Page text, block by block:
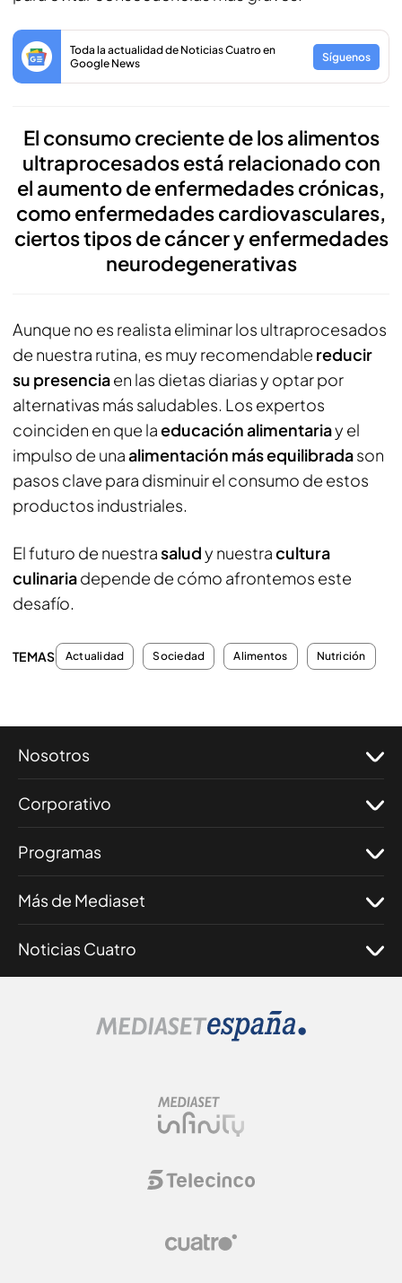
Toda la actualidad de Noticias Cuatro en
Google News
Síguenos
El consumo creciente de los alimentos
ultraprocesados está relacionado con
el aumento de enfermedades crónicas,
como enfermedades cardiovasculares,
ciertos tipos de cáncer y enfermedades
neurodegenerativas
Aunque no es realista eliminar los ultraprocesados
de nuestra rutina, es muy recomendable reducir
su presenciaen las dietas diarias y optar por
alternativas más saludables. Los expertos
coinciden en que laeducación alimentariay el
impulso de unaalimentación más equilibradason
pasos clave para disminuir el consumo de estos
productos industriales.
El futuro de nuestrasaludy nuestracultura
culinariadepende de cómo afrontemos este
desafío.
TEMAS Actualidad Sociedad Alimentos Nutrición
Nosotros
Corporativo
Programas
Más de Mediaset
Noticias Cuatro